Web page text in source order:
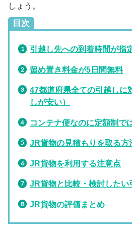
しょう。
目次
引越し先への到着時間が指
留め置き料金が5日間無料
47都道府県全ての引越しに
しが安い）
コンテナ便なのに定額制で
JR貨物の見積もりを取る方
JR貨物を利用する注意点
JR貨物と比較・検討したい
JR貨物の評価まとめ